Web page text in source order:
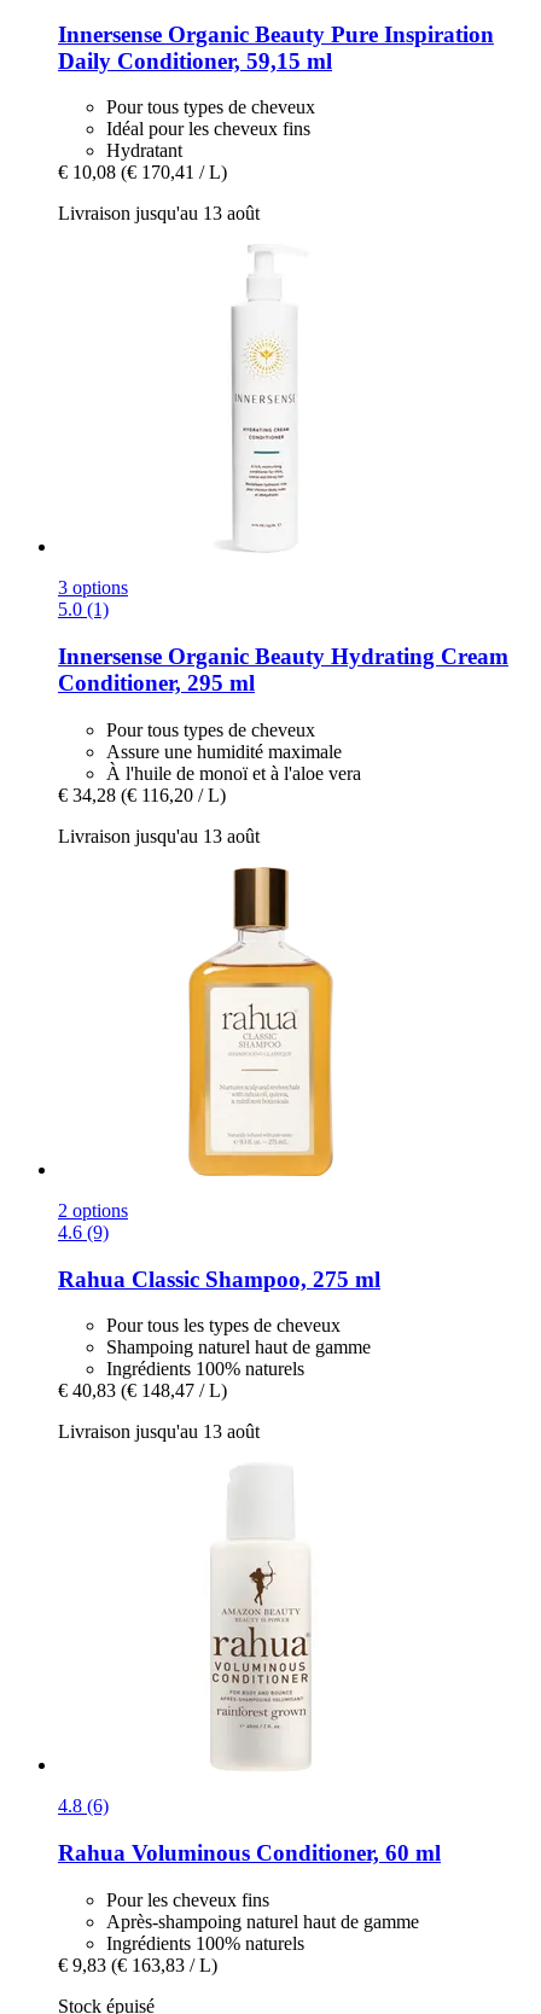
Innersense Organic Beauty Pure Inspiration
Daily Conditioner, 59,15 ml
Pour tous types de cheveux
Idéal pour les cheveux fins
Hydratant
€ 10,08 (€ 170,41 / L)
Livraison jusqu'au 13 août
3 options
5.0 (1)
Innersense Organic Beauty Hydrating Cream
Conditioner, 295 ml
Pour tous types de cheveux
Assure une humidité maximale
À l'huile de monoï et à l'aloe vera
€ 34,28 (€ 116,20 / L)
Livraison jusqu'au 13 août
2 options
4.6 (9)
Rahua Classic Shampoo, 275 ml
Pour tous les types de cheveux
Shampoing naturel haut de gamme
Ingrédients 100% naturels
€ 40,83 (€ 148,47 / L)
Livraison jusqu'au 13 août
4.8 (6)
Rahua Voluminous Conditioner, 60 ml
Pour les cheveux fins
Après-shampoing naturel haut de gamme
Ingrédients 100% naturels
€ 9,83 (€ 163,83 / L)
Stock épuisé